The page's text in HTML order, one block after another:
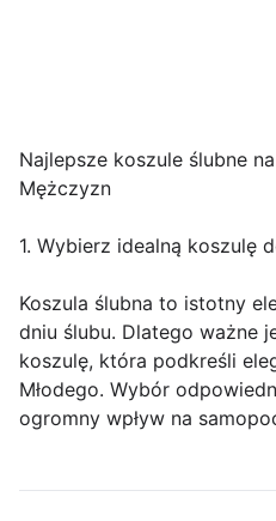
Najlepsze koszule ślubne
Mężczyzn
1. Wybierz idealną koszulę
Koszula ślubna to istotny
dniu ślubu. Dlatego ważne
koszulę, która podkreśli
Młodego. Wybór
ogromny wpływ na